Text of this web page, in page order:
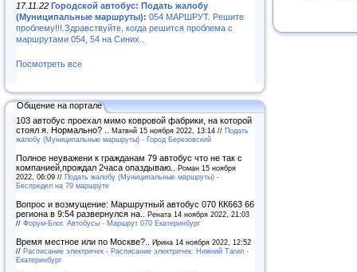
17.11.22 Городской автобус: Подать жалобу
(Муниципальные маршруты): 054 МАРШРУТ. Решите
проблему!!!.Здравствуйте, когда решится проблема с
маршрутами 054, 54 на Синих..
Посмотреть все
Общение на портале
103 автобус проехал мимо ковровой фабрики, на которой
стоял я. Нормально? .. Матвнй 15 ноября 2022, 13:14 // Подать
жалобу (Муниципальные маршруты) - Город Березовский
Полное неуважени к гражданам 79 автобус что не так с
компанией,прождал 2часа опаздываю.. Роман 15 ноября
2022, 06:09 // Подать жалобу (Муниципальные маршруты) -
Беспредел на 79 маршруте
Вопрос и возмущение: Маршрутный автобус 070 КК663 66
региона в 9:54 развернулся на.. Рената 14 ноября 2022, 21:03
// Форум-Блог. Автобусы - Маршрут 070 Екатеринбург
Время местное или по Москве?.. Ирина 14 ноября 2022, 12:52
// Расписание электричек - Расписание электричек: Нижний Тагил -
Екатеринбург